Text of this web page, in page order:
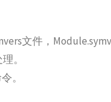
文件，
。
。